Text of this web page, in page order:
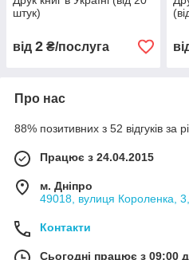
штук)
від 2 ₴/послуга
Про нас
88% позитивних з 52 відгуків за
Працює з 24.04.2015
м. Дніпро
49018, вулиця Короленка, 3,
Контакти
Сьогодні працює з 09:00